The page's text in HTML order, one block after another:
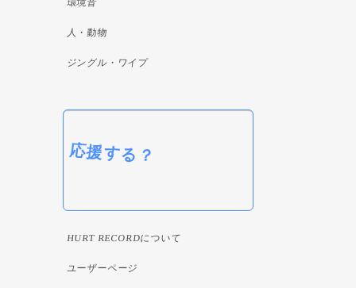
環境音
人・動物
ジングル・ワイプ
応援する？
HURT RECORDについて
ユーザーページ